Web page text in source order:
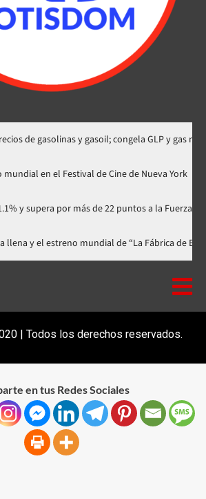
y gasoil; congela GLP y gas natural
su estreno mundial en el Festival de Cine de
por más de 22 puntos a la Fuerza del Pueblo
gala a casa llena y el estreno mundial de “La
| Todos los derechos reservados.
en tus Redes Sociales